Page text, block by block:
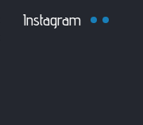
Instagram